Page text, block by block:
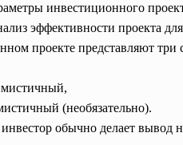
инвестиционного
эффективности проекта
проекте представляют три
(необязательно).
обычно делает вывод